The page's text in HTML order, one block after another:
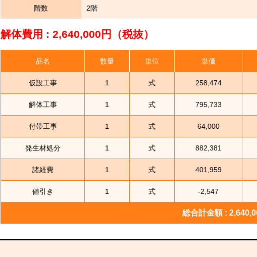
階数 2階
解体費用 : 2,640,000円（税抜）
総合計金額 :
品名 数量 単位 単価
仮設工事 1 式 258,474
解体工事 1 式 795,733
付帯工事 1 式 64,000
発生材処分 1 式 882,381
諸経費 1 式 401,959
値引き 1 式 -2,547